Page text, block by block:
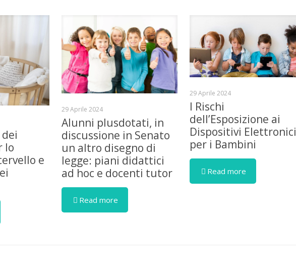
lo
e
29 Aprile 2024
Alunni plusdotati, in
discussione in Senato
un altro disegno di
legge: piani didattici
ad hoc e docenti tutor
Read more
29 Aprile 2024
I Rischi
dell’Esposizione ai
Dispositivi Elettronici
per i Bambini
Read more